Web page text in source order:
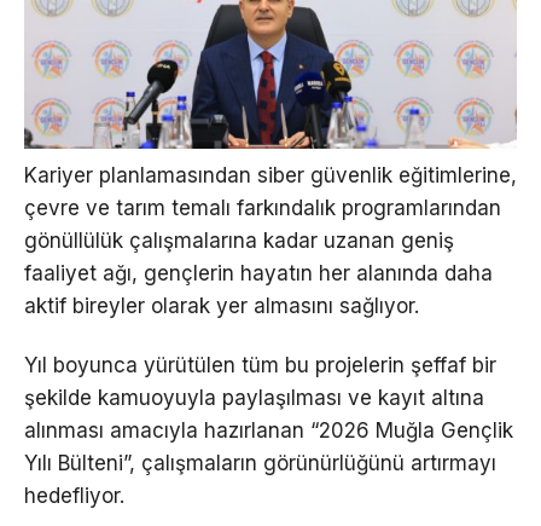
Kariyer planlamasından siber güvenlik eğitimlerine,
çevre ve tarım temalı farkındalık programlarından
gönüllülük çalışmalarına kadar uzanan geniş
faaliyet ağı, gençlerin hayatın her alanında daha
aktif bireyler olarak yer almasını sağlıyor.
Yıl boyunca yürütülen tüm bu projelerin şeffaf bir
şekilde kamuoyuyla paylaşılması ve kayıt altına
alınması amacıyla hazırlanan “2026 Muğla Gençlik
Yılı Bülteni”, çalışmaların görünürlüğünü artırmayı
hedefliyor.